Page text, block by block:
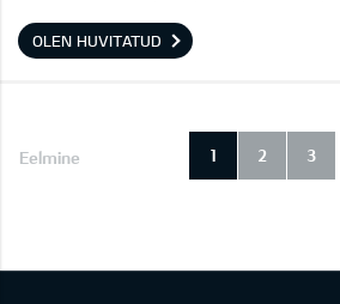
OLEN HUVITATUD
Eelmine 1 2 3